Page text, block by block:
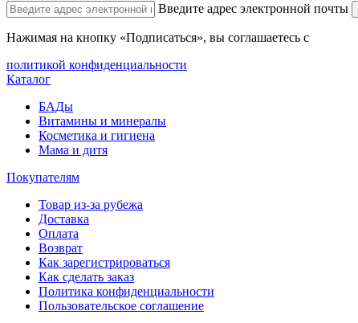
Введите адрес электронной почты
Нажимая на кнопку «Подписаться», вы соглашаетесь с
политикой конфиденциальности
Каталог
БАДы
Витамины и минералы
Косметика и гигиена
Мама и дитя
Покупателям
Товар из-за рубежа
Доставка
Оплата
Возврат
Как зарегистрироваться
Как сделать заказ
Политика конфиденциальности
Пользовательское соглашение